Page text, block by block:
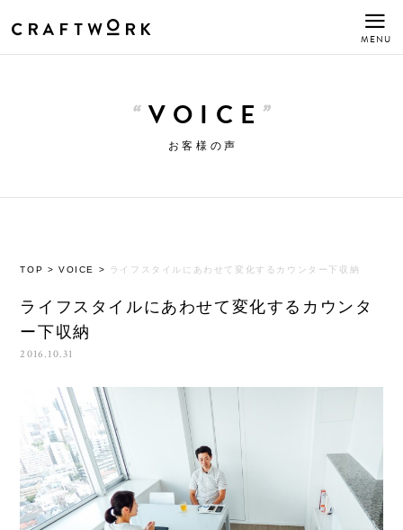
MENU
VOICE
お客様の声
TOP >VOICE > ライフスタイルにあわせて変化するカウンター下収納
ライフスタイルにあわせて変化するカウンタ
ー下収納
2016.10.31